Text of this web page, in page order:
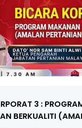
3 :
BERKUALITI